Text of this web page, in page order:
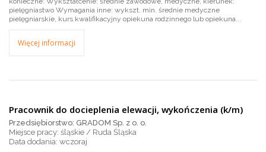
pielęgniastwo Wymagania inne: wykszt. min. średnie medyczne
pielęgniarskie, kurs kwalifikacyjny opiekuna rodzinnego lub opiekuna...
Więcej informacji
Pracownik do docieplenia elewacji, wykończenia (k/m)
Przedsiębiorstwo: GRADOM Sp. z o. o.
Miejsce pracy: śląskie / Ruda Śląska
wczoraj